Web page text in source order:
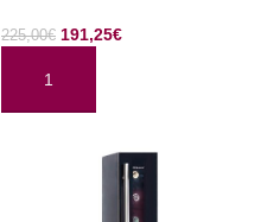
225,00€ 191,25€
AÑADIR AL CARRITO